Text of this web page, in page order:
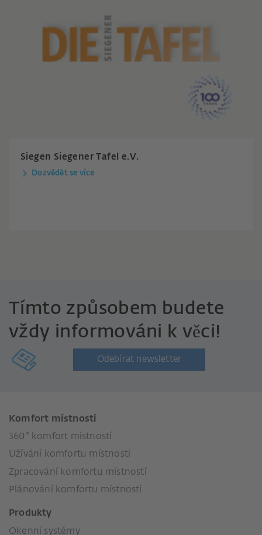
Siegen Siegener Tafel e.V.
Dozvědět se více
Tímto způsobem budete
vždy informováni k věci!
Odebírat newsletter
Komfort místností
360° komfort místností
Užívání komfortu místností
Zpracování komfortu místností
Plánování komfortu místností
Produkty
Okenní systémy